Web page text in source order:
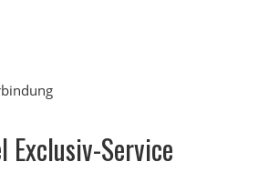
Exclusiv-Service